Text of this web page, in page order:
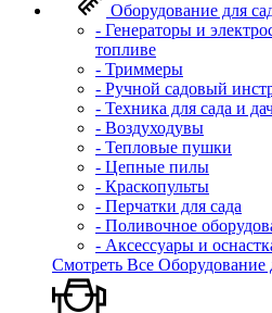
Оборудование для
- Генераторы и
топливе
- Триммеры
- Ручной садовый
- Техника для сада и
- Воздуходувы
- Тепловые пушки
- Цепные пилы
- Краскопульты
- Перчатки для сада
- Поливочное
- Аксессуары и
Смотреть Все Оборудование